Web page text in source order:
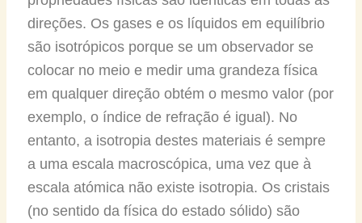
direções. Os gases e os líquidos em equilíbrio
são isotrópicos porque se um observador se
colocar no meio e medir uma grandeza física
em qualquer direção obtém o mesmo valor (por
exemplo, o índice de refração é igual). No
entanto, a isotropia destes materiais é sempre
a uma escala macroscópica, uma vez que à
escala atómica não existe isotropia. Os cristais
(no sentido da física do estado sólido) são